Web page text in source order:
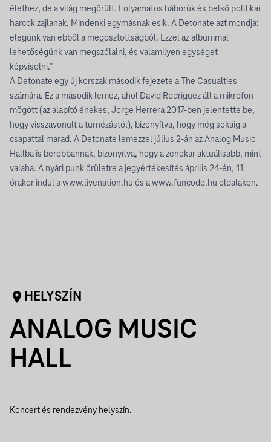
élethez, de a világ megőrült. Folyamatos háborúk és belső politikai
harcok zajlanak. Mindenki egymásnak esik. A Detonate azt mondja:
elegünk van ebből a megosztottságból. Ezzel az albummal
lehetőségünk van megszólalni, és valamilyen egységet
képviselni.”
A Detonate egy új korszak második fejezete a The Casualties
számára. Ez a második lemez, ahol David Rodriguez áll a mikrofon
mögött (az alapító énekes, Jorge Herrera 2017-ben jelentette be,
hogy visszavonult a turnézástól), bizonyítva, hogy még sokáig a
csapattal marad. A Detonate lemezzel július 2-án az Analog Music
Hallba is berobbannak, bizonyítva, hogy a zenekar aktuálisabb, mint
valaha. A nyári punk őrületre a jegyértékesítés április 24-én, 11
órakor indul awww.livenation.hu és awww.funcode.hu oldalakon.
HELYSZÍN
ANALOG MUSIC
HALL
Koncert és rendezvény helyszín.